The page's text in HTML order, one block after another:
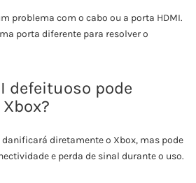
problema com o cabo ou a porta HDMI.
porta diferente para resolver o
defeituoso pode
diretamente o Xbox, mas pode
e perda de sinal durante o uso.